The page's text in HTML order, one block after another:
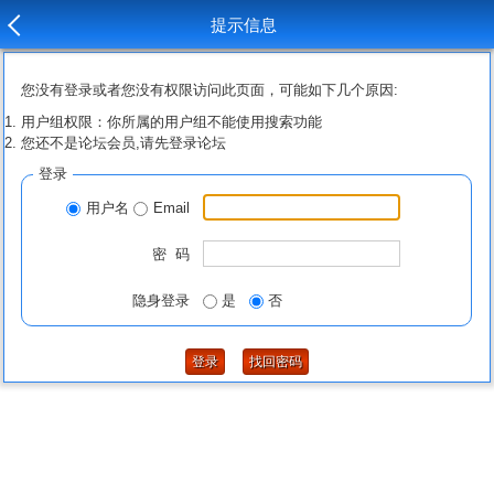
提示信息
您没有登录或者您没有权限访问此页面，可能如下几个原因:
用户组权限：你所属的用户组不能使用搜索功能
您还不是论坛会员,请先登录论坛
登录
用户名 Email
密 码
隐身登录 是 否